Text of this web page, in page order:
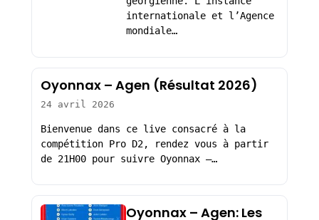
internationale et l’Agence
mondiale…
Oyonnax – Agen (Résultat 2026)
24 avril 2026
Bienvenue dans ce live consacré à la
compétition Pro D2, rendez vous à partir
de 21H00 pour suivre Oyonnax –…
Oyonnax – Agen: Les